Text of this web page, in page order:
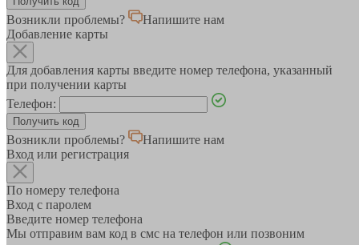
Возникли проблемы?
Напишите нам
Добавление карты
Для добавления карты введите номер телефона, указанный
при получении карты
Телефон:
Возникли проблемы?
Напишите нам
Вход или регистрация
По номеру телефона
Вход с паролем
Введите номер телефона
Мы отправим вам код в смс на телефон или позвоним